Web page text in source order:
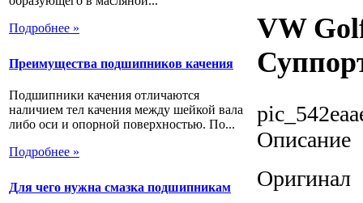
Подробнее »
Преимущества подшипников качения
Подшипники качения отличаются
наличием тел качения между шейкой вала
либо оси и опорной поверхностью. По...
Подробнее »
Для чего нужна смазка подшипникам
VW
Описание
Оригинал